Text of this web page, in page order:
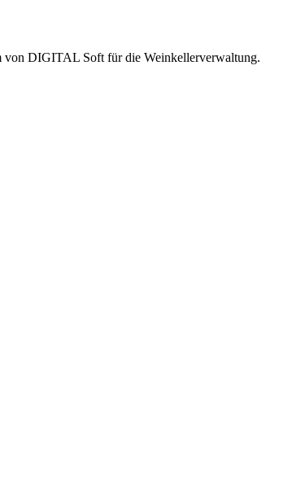
von DIGITAL Soft für die Weinkellerverwaltung.